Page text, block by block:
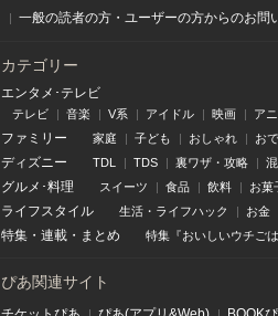
一般の読者の方・ユーザーの方からのお問
カテゴリー
エンタメ･テレビ
テレビ 音楽 V系 アイドル 映画 ア
ファミリー 家庭 子ども おしゃれ お
ディズニー TDL TDS 裏ワザ・攻略
グルメ･料理 スイーツ 食品 飲料 お菓
ライフスタイル 生活・ライフハック お金
特集 ・ 連載 ・ まとめ 特集『おいしいウチごは
ぴあ関連サイト